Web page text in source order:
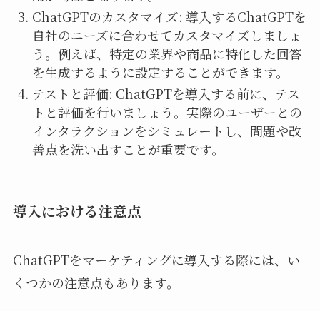
ChatGPTのカスタマイズ: 導入するChatGPTを
自社のニーズに合わせてカスタマイズしましょ
う。例えば、特定の業界や商品に特化した回答
を生成するように設定することができます。
テストと評価: ChatGPTを導入する前に、テス
トと評価を行いましょう。実際のユーザーとの
インタラクションをシミュレートし、問題や改
善点を洗い出すことが重要です。
導入における注意点
ChatGPTをマーケティングに導入する際には、い
くつかの注意点もあります。